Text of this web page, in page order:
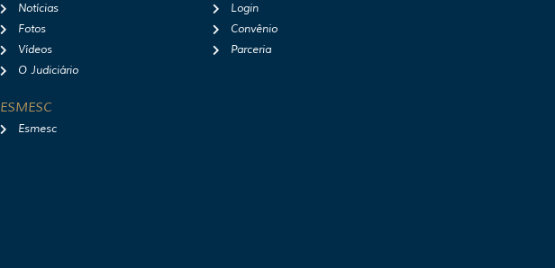
Notícias
Fotos
Vídeos
O Judiciário
ESMESC
Esmesc
Login
Convênio
Parceria